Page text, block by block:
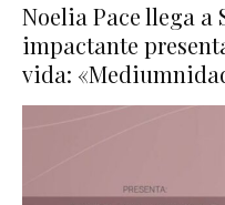
Noelia Pace llega a
impactante
vida: